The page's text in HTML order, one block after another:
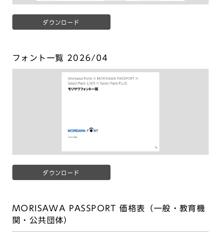
ダウンロード
フォント一覧 2026/04
ダウンロード
MORISAWA PASSPORT 価格表（一般・教育機
関・公共団体）